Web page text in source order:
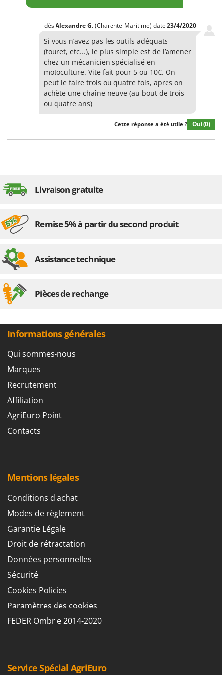
dèsAlexandreG.(Charente-Maritime) date 23/4/2020
Si vous n’avez pas les outils adéquats
(touret, etc...), le plus simple est de l’amener
chez un mécanicien spécialisé en
motoculture. Vite fait pour 5 ou 10€. On
peut le faire trois ou quatre fois, après on
achète une chaîne neuve (au bout de trois
ou quatre ans)
Cette réponse a été utile ? Oui(0)
Livraison gratuite
Remise 5% à partir du second produit
Assistance technique
Pièces de rechange
Informations générales
Qui sommes-nous
Marques
Recrutement
Affiliation
AgriEuro Point
Contacts
Mentions légales
Conditions d'achat
Modes de règlement
Garantie Légale
Droit de rétractation
Données personnelles
Sécurité
Cookies Policies
Paramètres des cookies
FEDER Ombrie 2014-2020
Service Spécial AgriEuro